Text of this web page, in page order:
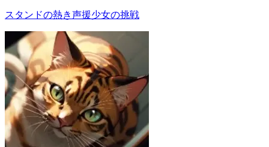
スタンドの熱き声援少女の挑戦